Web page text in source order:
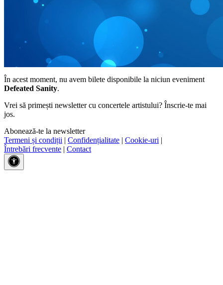
În acest moment, nu avem bilete disponibile la niciun eveniment
Defeated Sanity.
Vrei să primești newsletter cu concertele artistului? Înscrie-te mai
jos.
Abonează-te la newsletter
Termeni și condiții | Confidențialitate | Cookie-uri |
Întrebări frecvente | Contact